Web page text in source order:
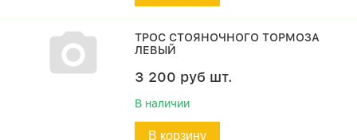
ТРОС СТОЯНОЧНОГО ТОРМОЗА
ЛЕВЫЙ
3 200 руб шт.
В наличии
В корзину